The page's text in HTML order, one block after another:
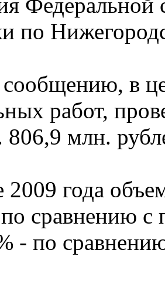
по
в
работ,
806,9 млн.
2009 года
сравнению с
- по